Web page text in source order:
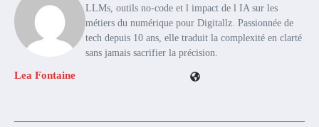
Lea Fontaine
LLMs, outils no-code et l impact de l IA sur les
métiers du numérique pour Digitallz. Passionnée de
tech depuis 10 ans, elle traduit la complexité en clarté
sans jamais sacrifier la précision.